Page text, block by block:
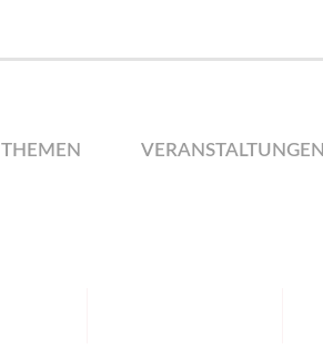
THEMEN VERANSTALTUNGEN